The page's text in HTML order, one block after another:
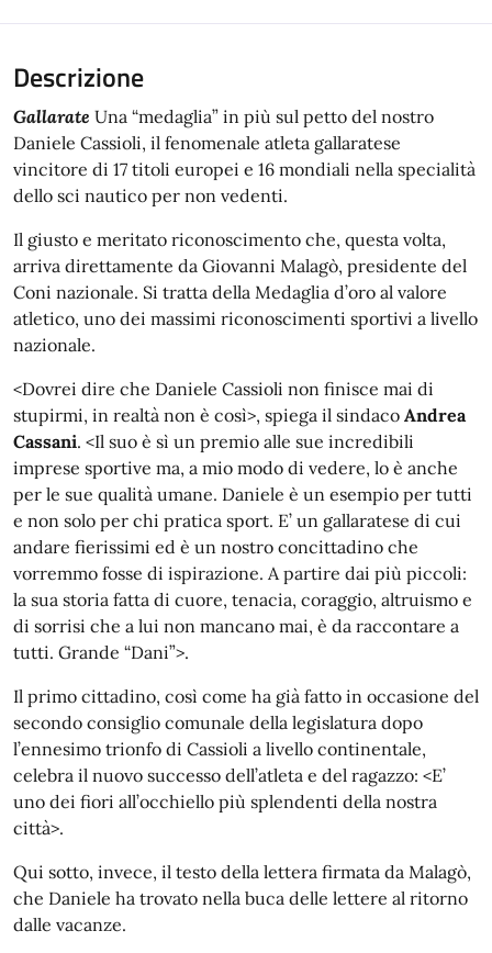
Descrizione
Gallarate Una “medaglia” in più sul petto del nostro
Daniele Cassioli, il fenomenale atleta gallaratese
vincitore di 17 titoli europei e 16 mondiali nella specialità
dello sci nautico per non vedenti.
Il giusto e meritato riconoscimento che, questa volta,
arriva direttamente da Giovanni Malagò, presidente del
Coni nazionale. Si tratta della Medaglia d’oro al valore
atletico, uno dei massimi riconoscimenti sportivi a livello
nazionale.
<Dovrei dire che Daniele Cassioli non finisce mai di
stupirmi, in realtà non è così>, spiega il sindaco Andrea
Cassani. <Il suo è sì un premio alle sue incredibili
imprese sportive ma, a mio modo di vedere, lo è anche
per le sue qualità umane. Daniele è un esempio per tutti
e non solo per chi pratica sport. E’ un gallaratese di cui
andare fierissimi ed è un nostro concittadino che
vorremmo fosse di ispirazione. A partire dai più piccoli:
la sua storia fatta di cuore, tenacia, coraggio, altruismo e
di sorrisi che a lui non mancano mai, è da raccontare a
tutti. Grande “Dani”>.
Il primo cittadino, così come ha già fatto in occasione del
secondo consiglio comunale della legislatura dopo
l’ennesimo trionfo di Cassioli a livello continentale,
celebra il nuovo successo dell’atleta e del ragazzo: <E’
uno dei fiori all’occhiello più splendenti della nostra
città>.
Qui sotto, invece, il testo della lettera firmata da Malagò,
che Daniele ha trovato nella buca delle lettere al ritorno
dalle vacanze.